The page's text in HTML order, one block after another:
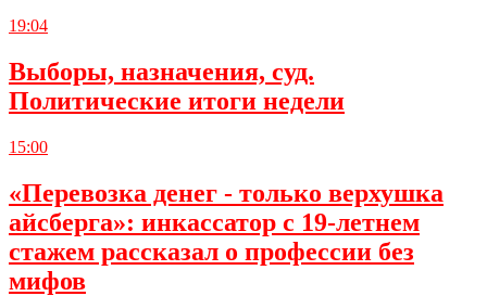
19:04
Выборы, назначения, суд.
Политические итоги недели
15:00
«Перевозка денег - только верхушка
айсберга»: инкассатор с 19-летнем
стажем рассказал о профессии без
мифов